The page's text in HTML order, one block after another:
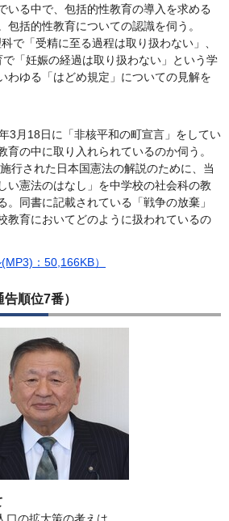
いる中で、包括的性教育の導入を求める
包括的性教育についての認識を伺う。
で「受精に至る過程は取り扱わない」、
「妊娠の経過は取り扱わない」という学
わゆる「はどめ規定」についての見解を
3月18日に「非核平和の町宣言」をしてい
育の中に取り入れられているのか伺う。
行された日本国憲法の解説のために、当
い憲法のはなし」を中学校の社会科の教
。同書に記載されている「戦争の放棄」
教育においてどのように扱われているの
：50,166KB）
順位7番）